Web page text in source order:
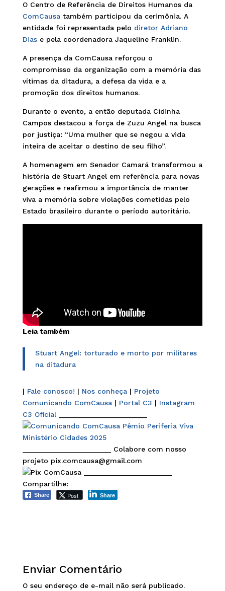
O Centro de Referência de Direitos Humanos da
ComCausatambém participou da cerimônia. A
entidade foi representada pelo diretor Adriano
Diase pela coordenadora Jaqueline Franklin.
A presença da ComCausa reforçou o
compromisso da organização com a memória das
vítimas da ditadura, a defesa da vida e a
promoção dos direitos humanos.
Durante o evento, a então deputada Cidinha
Campos destacou a força de Zuzu Angel na busca
por justiça: “Uma mulher que se negou a vida
inteira de aceitar o destino de seu filho”.
A homenagem em Senador Camará transformou a
história de Stuart Angel em referência para novas
gerações e reafirmou a importância de manter
viva a memória sobre violações cometidas pelo
Estado brasileiro durante o período autoritário.
Leia também
Stuart Angel: torturado e morto por militares
na ditadura
| Fale conosco! | Nos conheça| Projeto
Comunicando ComCausa| Portal C3 | Instagram
C3 Oficial______________________
______________________ Colabore com nosso
projeto pix.comcausa@gmail.com
______________________
Compartilhe:
Share Post Share
Enviar Comentário
O seu endereço de e-mail não será publicado.